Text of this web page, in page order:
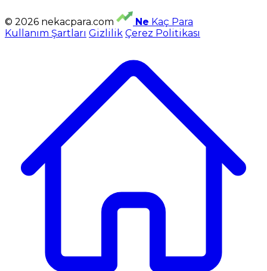
© 2026 nekacpara.com Ne Kaç Para
Kullanım Şartları Gizlilik Çerez Politikası